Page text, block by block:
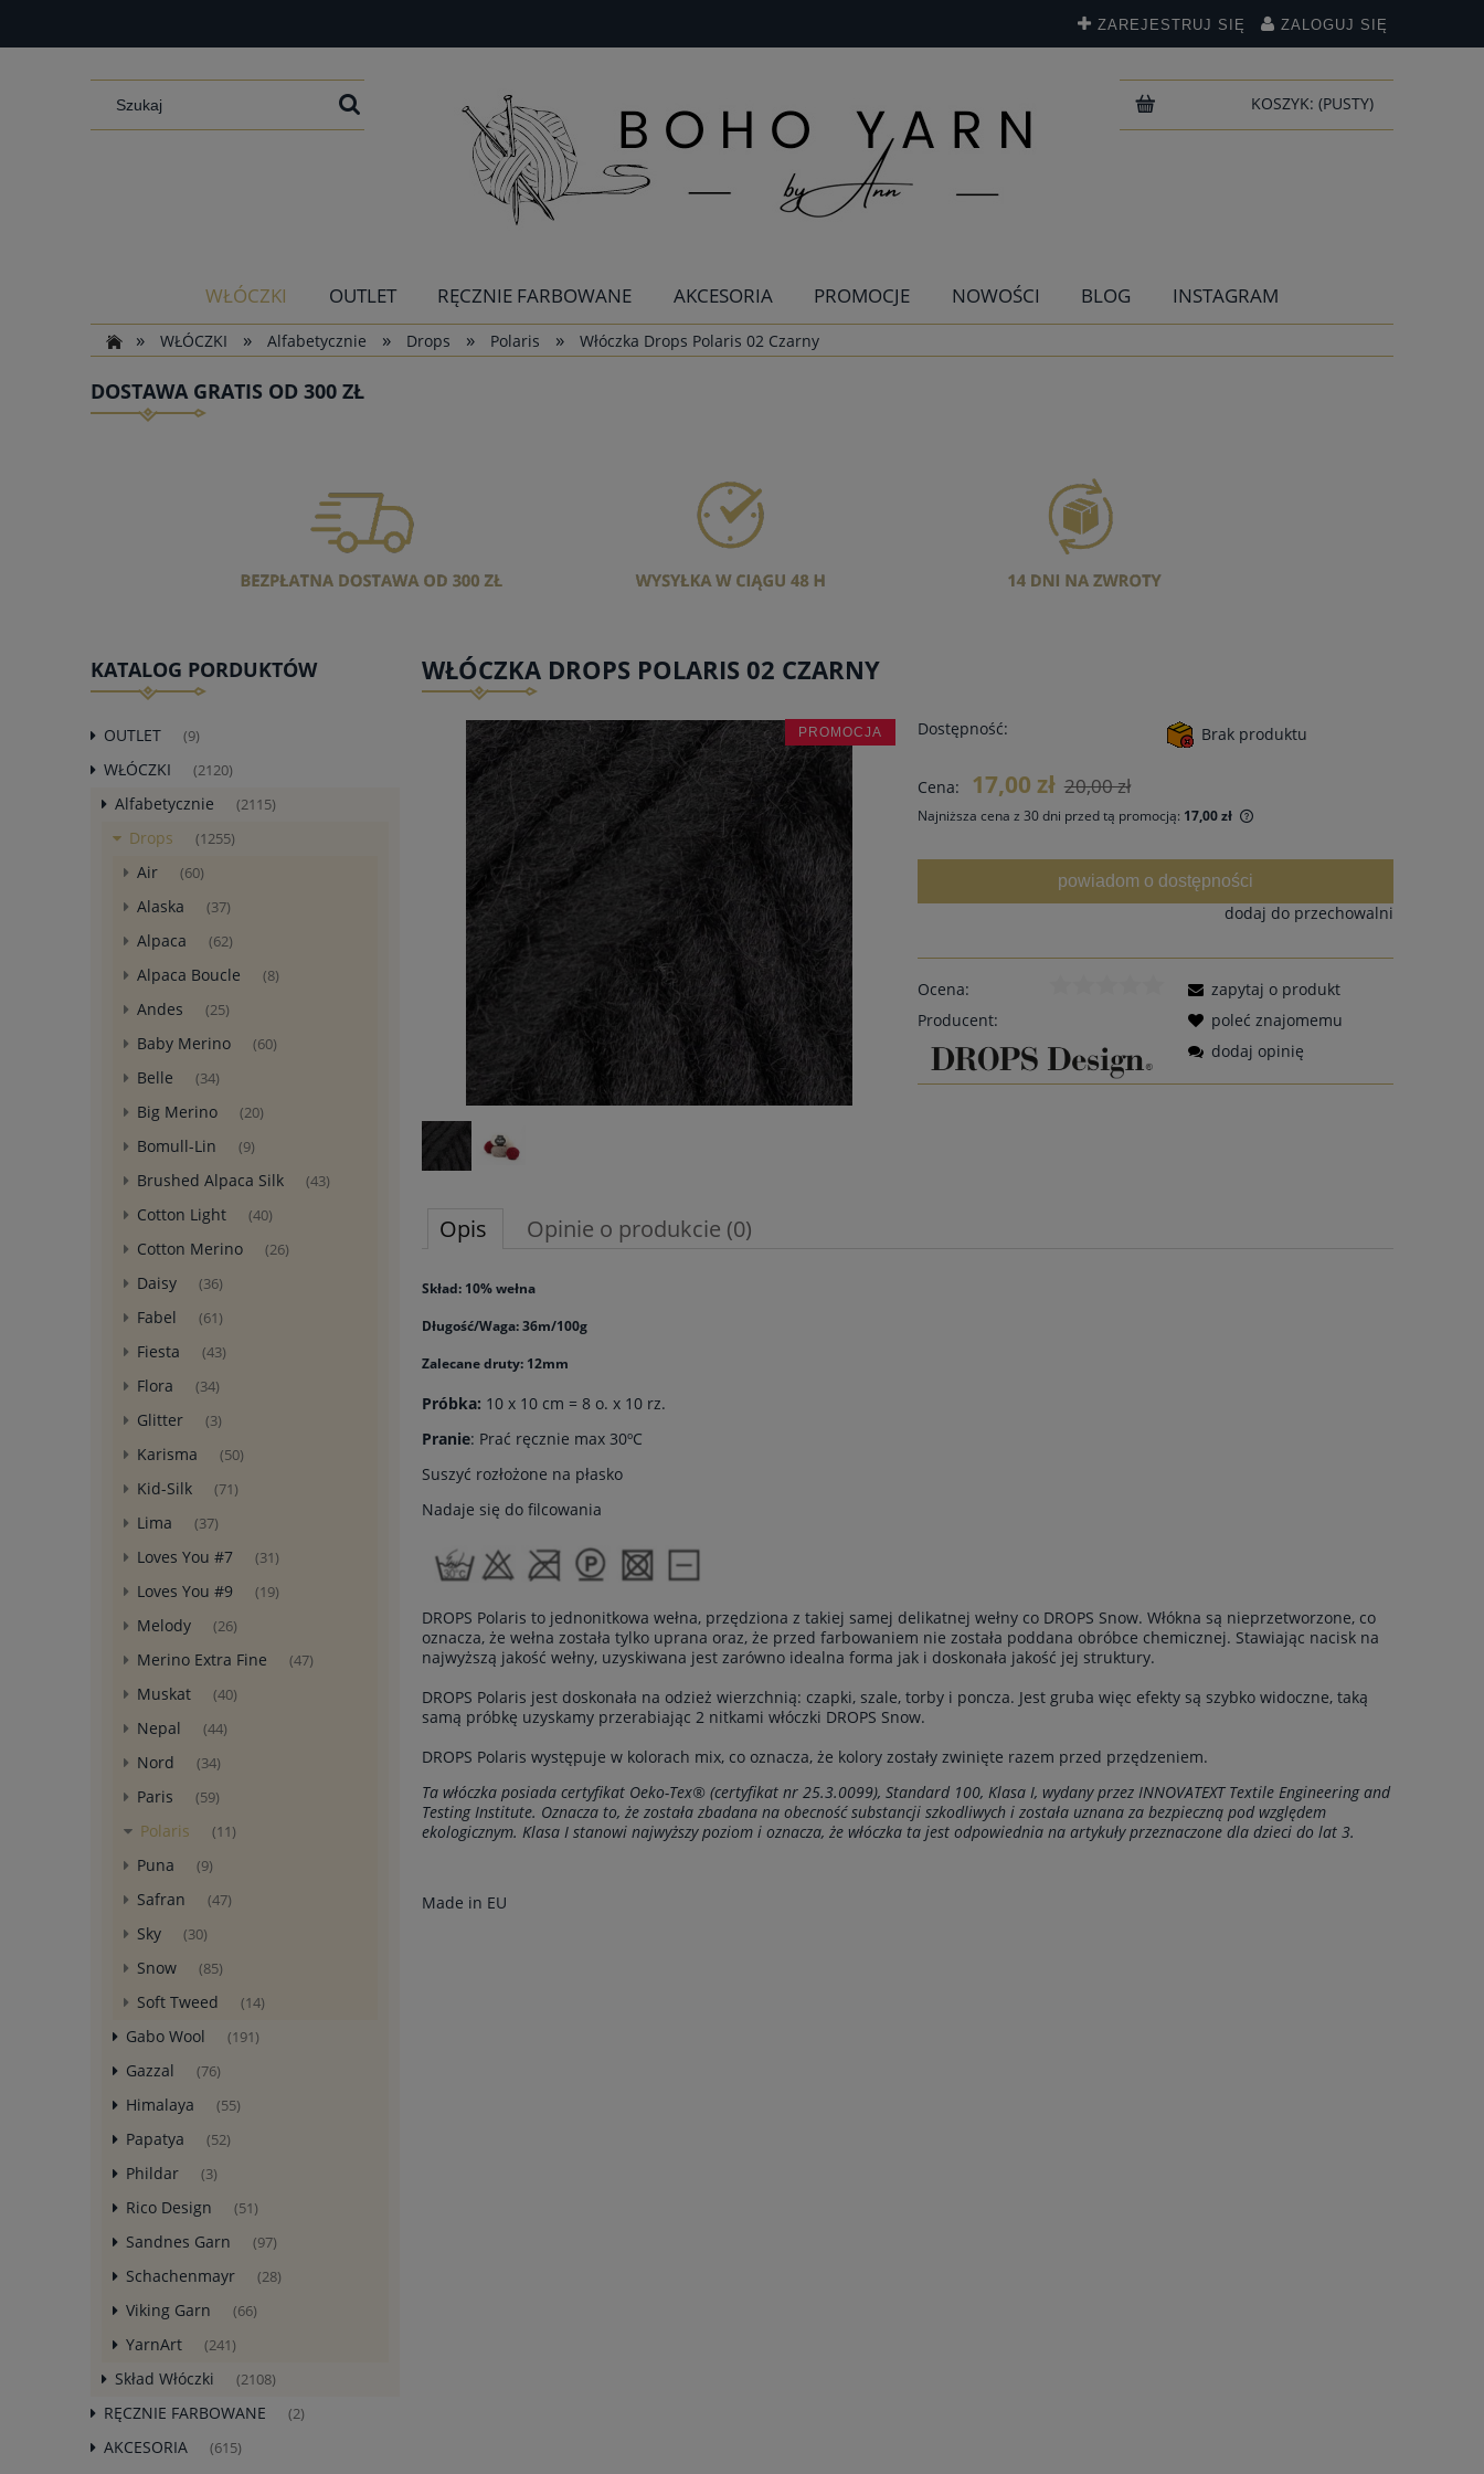
ZAREJESTRUJ SIĘ ZALOGUJ SIĘ
KOSZYK: (PUSTY)
WŁÓCZKI OUTLET RĘCZNIE FARBOWANE AKCESORIA PROMOCJE NOWOŚCI BLOG
INSTAGRAM
»
WŁÓCZKI » Alfabetycznie » Drops » Polaris » Włóczka Drops Polaris 02 Czarny
DOSTAWA GRATIS OD 300 ZŁ
KATALOG PORDUKTÓW
OUTLET (9)
WŁÓCZKI (2120)
Alfabetycznie (2115)
Drops (1255)
Air (60)
Alaska (37)
Alpaca (62)
Alpaca Boucle (8)
Andes (25)
Baby Merino (60)
Belle (34)
Big Merino (20)
Bomull-Lin (9)
Brushed Alpaca Silk (43)
Cotton Light (40)
Cotton Merino (26)
Daisy (36)
Fabel (61)
Fiesta (43)
Flora (34)
Glitter (3)
Karisma (50)
Kid-Silk (71)
Lima (37)
Loves You #7 (31)
Loves You #9 (19)
Melody (26)
Merino Extra Fine (47)
Muskat (40)
Nepal (44)
Nord (34)
Paris (59)
Polaris (11)
Puna (9)
Safran (47)
Sky (30)
Snow (85)
Soft Tweed (14)
Gabo Wool (191)
Gazzal (76)
Himalaya (55)
Papatya (52)
Phildar (3)
Rico Design (51)
Sandnes Garn (97)
Schachenmayr (28)
Viking Garn (66)
YarnArt (241)
Skład Włóczki (2108)
RĘCZNIE FARBOWANE (2)
AKCESORIA (615)
WŁÓCZKA DROPS POLARIS 02 CZARNY
PROMOCJA Dostępność: Brak produktu
Cena: 17,00 zł 20,00 zł
Najniższa cena z 30 dni przed tą promocją: 17,00 zł
Jeżeli produkt jest sprzedawany krócej niż
30 dni, wyświetlana jest najniższa cena od
momentu, kiedy produkt pojawił się w
powiadom o dostępności
dodaj do przechowalni
Ocena:
Producent:
zapytaj o produkt
poleć znajomemu
dodaj opinię
Opis Opinie o produkcie (0)
Skład: 10% wełna
Długość/Waga: 36m/100g
Zalecane druty: 12mm
Próbka: 10 x 10 cm = 8 o. x 10 rz.
Pranie: Prać ręcznie max 30ºC
Suszyć rozłożone na płasko
Nadaje się do filcowania
DROPS Polaris to jednonitkowa wełna, przędziona z takiej samej delikatnej wełny co DROPS Snow. Włókna są nieprzetworzone, co
oznacza, że wełna została tylko uprana oraz, że przed farbowaniem nie została poddana obróbce chemicznej. Stawiając nacisk na
najwyższą jakość wełny, uzyskiwana jest zarówno idealna forma jak i doskonała jakość jej struktury.
DROPS Polaris jest doskonała na odzież wierzchnią: czapki, szale, torby i poncza. Jest gruba więc efekty są szybko widoczne, taką
samą próbkę uzyskamy przerabiając 2 nitkami włóczki DROPS Snow.
DROPS Polaris występuje w kolorach mix, co oznacza, że kolory zostały zwinięte razem przed przędzeniem.
Ta włóczka posiada certyfikat Oeko-Tex® (certyfikat nr 25.3.0099), Standard 100, Klasa I, wydany przez INNOVATEXT Textile Engineering and
Testing Institute. Oznacza to, że została zbadana na obecność substancji szkodliwych i została uznana za bezpieczną pod względem
ekologicznym. Klasa I stanowi najwyższy poziom i oznacza, że włóczka ta jest odpowiednia na artykuły przeznaczone dla dzieci do lat 3.
Made in EU